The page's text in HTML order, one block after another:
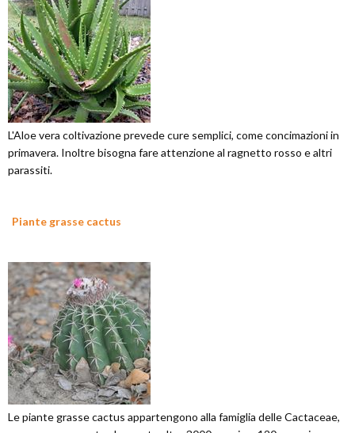
L'Aloe vera coltivazione prevede cure semplici, come concimazioni in
primavera. Inoltre bisogna fare attenzione al ragnetto rosso e altri
parassiti.
Piante grasse cactus
Le piante grasse cactus appartengono alla famiglia delle Cactaceae,